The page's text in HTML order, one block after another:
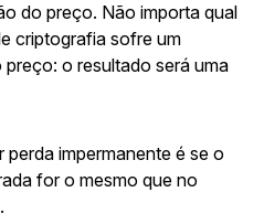
do preço. Não importa qual
criptografia sofre um
o resultado será uma
impermanente é se o
for o mesmo que no